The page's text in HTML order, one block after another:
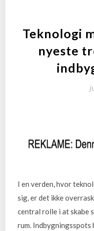
Teknologi
nyeste
I en verden, hvor
sig, er det ikke
central rolle i at skabe
rum.